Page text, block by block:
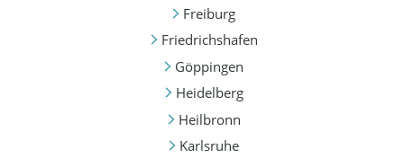
Freiburg
Friedrichshafen
Göppingen
Heidelberg
Heilbronn
Karlsruhe